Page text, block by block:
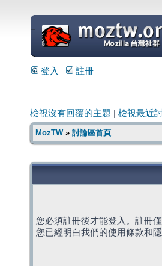
=
登入 註冊
檢視沒有回覆的主題 檢視最近
MozTW» 討論區首頁
您必須註冊後才能登入。註冊
您已經明白我們的使用條款和